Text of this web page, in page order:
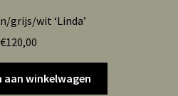
grijs/wit ‘Linda’
€120,00
aan winkelwagen